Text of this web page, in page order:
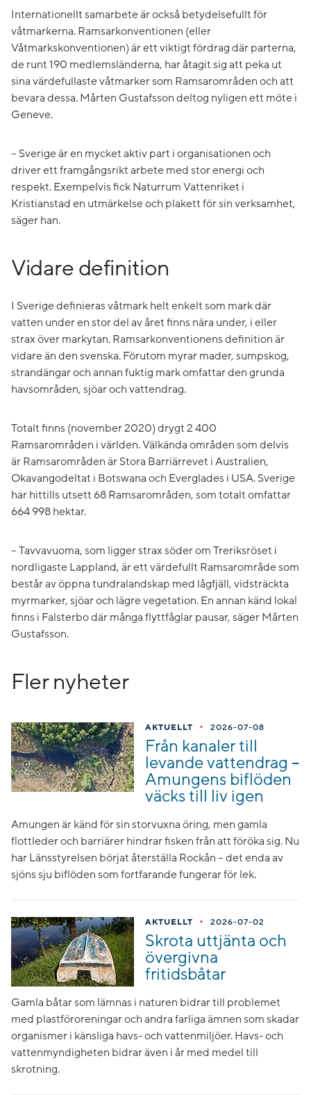
Internationellt samarbete är också betydelsefullt för
våtmarkerna. Ramsarkonventionen (eller
Våtmarkskonventionen) är ett viktigt fördrag där parterna,
de runt 190 medlemsländerna, har åtagit sig att peka ut
sina värdefullaste våtmarker som Ramsarområden och att
bevara dessa. Mårten Gustafsson deltog nyligen ett möte i
Geneve.
– Sverige är en mycket aktiv part i organisationen och
driver ett framgångsrikt arbete med stor energi och
respekt. Exempelvis fick Naturrum Vattenriket i
Kristianstad en utmärkelse och plakett för sin verksamhet,
säger han.
Vidare definition
I Sverige definieras våtmark helt enkelt som mark där
vatten under en stor del av året finns nära under, i eller
strax över markytan. Ramsarkonventionens definition är
vidare än den svenska. Förutom myrar mader, sumpskog,
strandängar och annan fuktig mark omfattar den grunda
havsområden, sjöar och vattendrag.
Totalt finns (november 2020) drygt 2 400
Ramsarområden i världen. Välkända områden som delvis
är Ramsarområden är Stora Barriärrevet i Australien,
Okavangodeltat i Botswana och Everglades i USA. Sverige
har hittills utsett 68 Ramsarområden, som totalt omfattar
664 998 hektar.
– Tavvavuoma, som ligger strax söder om Treriksröset i
nordligaste Lappland, är ett värdefullt Ramsarområde som
består av öppna tundralandskap med lågfjäll, vidsträckta
myrmarker, sjöar och lägre vegetation. En annan känd lokal
finns i Falsterbo där många flyttfåglar pausar, säger Mårten
Gustafsson.
Fler nyheter
AKTUELLT • 2026-07-08
Från kanaler till
levande vattendrag –
Amungens biflöden
väcks till liv igen
Amungen är känd för sin storvuxna öring, men gamla
flottleder och barriärer hindrar fisken från att föröka sig. Nu
har Länsstyrelsen börjat återställa Rockån – det enda av
sjöns sju biflöden som fortfarande fungerar för lek.
AKTUELLT • 2026-07-02
Skrota uttjänta och
övergivna
fritidsbåtar
Gamla båtar som lämnas i naturen bidrar till problemet
med plastföroreningar och andra farliga ämnen som skadar
organismer i känsliga havs- och vattenmiljöer. Havs- och
vattenmyndigheten bidrar även i år med medel till
skrotning.